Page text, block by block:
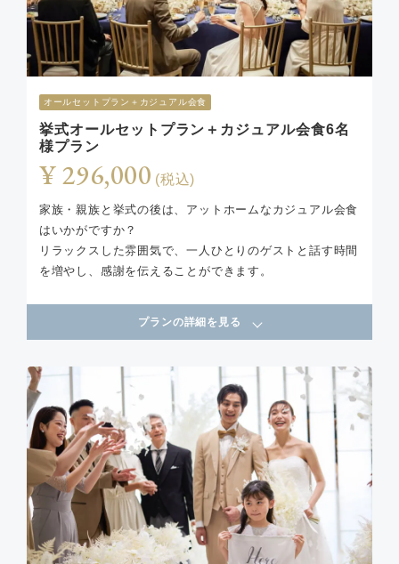
オールセットプラン＋カジュアル会食
挙式オールセットプラン＋カジュアル会食6名
様プラン
¥ 296,000 (税込)
家族・親族と挙式の後は、アットホームなカジュアル会食
はいかがですか？
リラックスした雰囲気で、一人ひとりのゲストと話す時間
を増やし、感謝を伝えることができます。
プランの詳細を見る